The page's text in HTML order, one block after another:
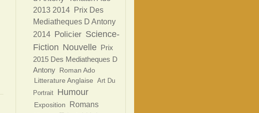
2013 2014
Prix Des
Mediatheques D Antony
2014 Policier Science-
Fiction Nouvelle Prix
2015 Des Mediatheques D
Antony Roman Ado
Litterature Anglaise Art Du
Portrait
Humour
Exposition Romans